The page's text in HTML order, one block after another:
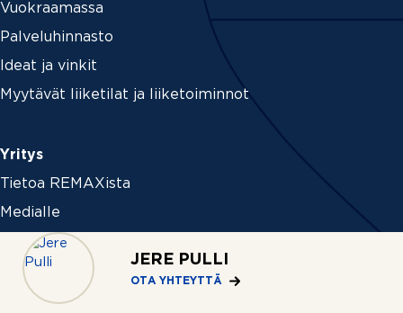
JERE PULLI
OTA YHTEYTTÄ
Vuokraamassa
Palveluhinnasto
Ideat ja vinkit
Myytävät liiketilat ja liiketoiminnot
Yritys
Tietoa REMAXista
Medialle
Uutiset ja tiedotteet
Ura REMAXilla